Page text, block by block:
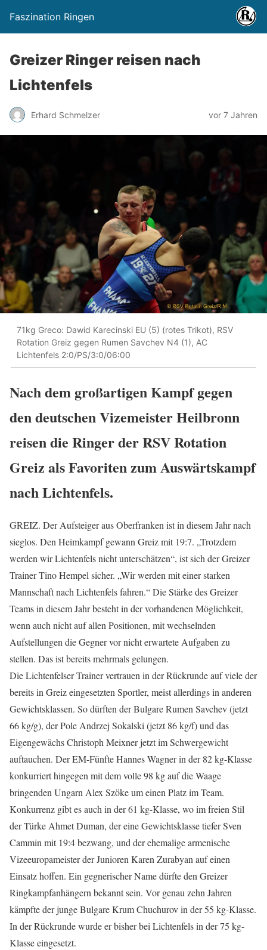
Faszination Ringen
Greizer Ringer reisen nach
Lichtenfels
Erhard Schmelzer vor 7 Jahren
71kg Greco: Dawid Karecinski EU (5) (rotes Trikot), RSV
Rotation Greiz gegen Rumen Savchev N4 (1), AC
Lichtenfels 2:0/PS/3:0/06:00
Nach dem großartigen Kampf gegen
den deutschen Vizemeister Heilbronn
reisen die Ringer der RSV Rotation
Greiz als Favoriten zum Auswärtskampf
nach Lichtenfels.
GREIZ. Der Aufsteiger aus Oberfranken ist in diesem Jahr nach
sieglos. Den Heimkampf gewann Greiz mit 19:7. „Trotzdem
werden wir Lichtenfels nicht unterschätzen“, ist sich der Greizer
Trainer Tino Hempel sicher. „Wir werden mit einer starken
Mannschaft nach Lichtenfels fahren.“ Die Stärke des Greizer
Teams in diesem Jahr besteht in der vorhandenen Möglichkeit,
wenn auch nicht auf allen Positionen, mit wechselnden
Aufstellungen die Gegner vor nicht erwartete Aufgaben zu
stellen. Das ist bereits mehrmals gelungen.
Die Lichtenfelser Trainer vertrauen in der Rückrunde auf viele der
bereits in Greiz eingesetzten Sportler, meist allerdings in anderen
Gewichtsklassen. So dürften der Bulgare Rumen Savchev (jetzt
66 kg/g), der Pole Andrzej Sokalski (jetzt 86 kg/f) und das
Eigengewächs Christoph Meixner jetzt im Schwergewicht
auftauchen. Der EM-Fünfte Hannes Wagner in der 82 kg-Klasse
konkurriert hingegen mit dem volle 98 kg auf die Waage
bringenden Ungarn Alex Szöke um einen Platz im Team.
Konkurrenz gibt es auch in der 61 kg-Klasse, wo im freien Stil
der Türke Ahmet Duman, der eine Gewichtsklasse tiefer Sven
Cammin mit 19:4 bezwang, und der ehemalige armenische
Vizeeuropameister der Junioren Karen Zurabyan auf einen
Einsatz hoffen. Ein gegnerischer Name dürfte den Greizer
Ringkampfanhängern bekannt sein. Vor genau zehn Jahren
kämpfte der junge Bulgare Krum Chuchurov in der 55 kg-Klasse.
In der Rückrunde wurde er bisher bei Lichtenfels in der 75 kg-
Klasse eingesetzt.